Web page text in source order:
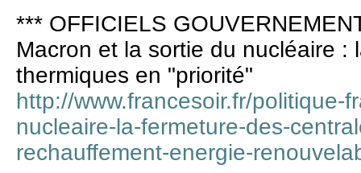
*** OFFICIELS
Macron et la sortie du nucléaire :
thermiques en "priorité"
http://www.francesoir.fr/politique-
nucleaire-la-fermeture-des-
rechauffement-energie-